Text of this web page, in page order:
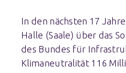
In den nächsten 17
Halle (Saale) über das
des Bundes für
Klimaneutralität 116